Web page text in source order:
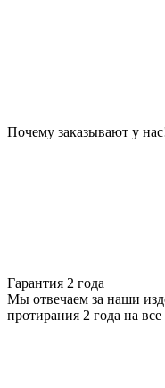
Почему заказывают у
Гарантия 2 года
Мы отвечаем за наши
протирания 2 года на